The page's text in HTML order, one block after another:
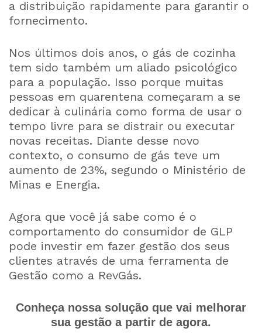
a distribuição rapidamente para garantir o
fornecimento.
Nos últimos dois anos, o gás de cozinha
tem sido também um aliado psicológico
para a população. Isso porque muitas
pessoas em quarentena começaram a se
dedicar à culinária como forma de usar o
tempo livre para se distrair ou executar
novas receitas. Diante desse novo
contexto, o consumo de gás teve um
aumento de 23%, segundo o Ministério de
Minas e Energia.
Agora que você já sabe como é o
comportamento do consumidor de GLP
pode investir em fazer gestão dos seus
clientes através de uma ferramenta de
Gestão como a RevGás.
Conheça nossa solução que vai melhorar
sua gestão a partir de agora.